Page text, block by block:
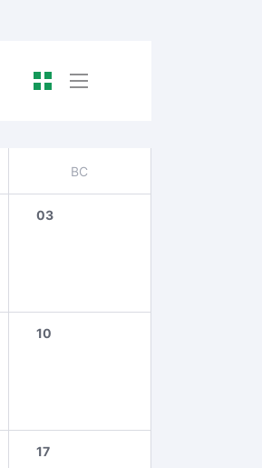
ВС
03
10
17